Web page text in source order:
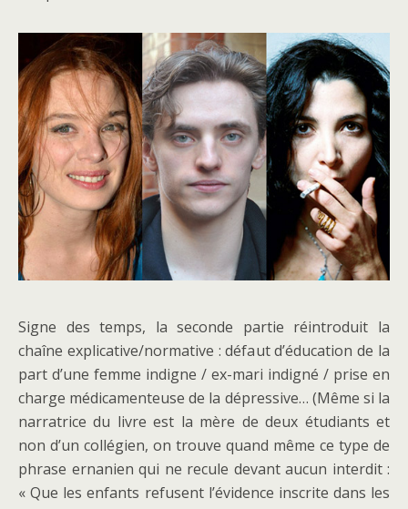
Signe des temps, la seconde partie réintroduit la
chaîne explicative/normative : défaut d’éducation de la
part d’une femme indigne / ex-mari indigné / prise en
charge médicamenteuse de la dépressive… (Même si la
narratrice du livre est la mère de deux étudiants et
non d’un collégien, on trouve quand même ce type de
phrase ernanien qui ne recule devant aucun interdit :
« Que les enfants refusent l’évidence inscrite dans les